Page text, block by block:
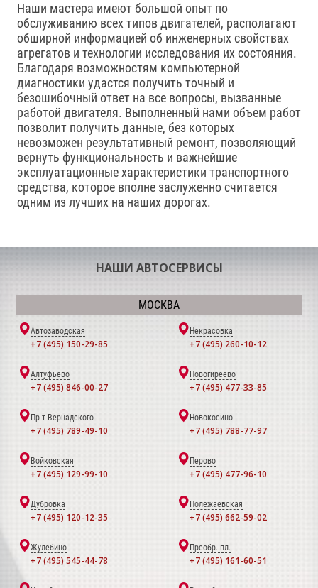
Наши мастера имеют большой опыт по
обслуживанию всех типов двигателей, располагают
обширной информацией об инженерных свойствах
агрегатов и технологии исследования их состояния.
Благодаря возможностям компьютерной
диагностики удастся получить точный и
безошибочный ответ на все вопросы, вызванные
работой двигателя. Выполненный нами объем работ
позволит получить данные, без которых
невозможен результативный ремонт, позволяющий
вернуть функциональность и важнейшие
эксплуатационные характеристики транспортного
средства, которое вполне заслуженно считается
одним из лучших на наших дорогах.
НАШИ АВТОСЕРВИСЫ
МОСКВА
Автозаводская
+7 (495) 150-29-85
Некрасовка
+7 (495) 260-10-12
Алтуфьево
+7 (495) 846-00-27
Новогиреево
+7 (495) 477-33-85
Пр-т Вернадского
+7 (495) 789-49-10
Новокосино
+7 (495) 788-77-97
Войковская
+7 (495) 129-99-10
Перово
+7 (495) 477-96-10
Дубровка
+7 (495) 120-12-35
Полежаевская
+7 (495) 662-59-02
Жулебино
+7 (495) 545-44-78
Преобр. пл.
+7 (495) 161-60-51